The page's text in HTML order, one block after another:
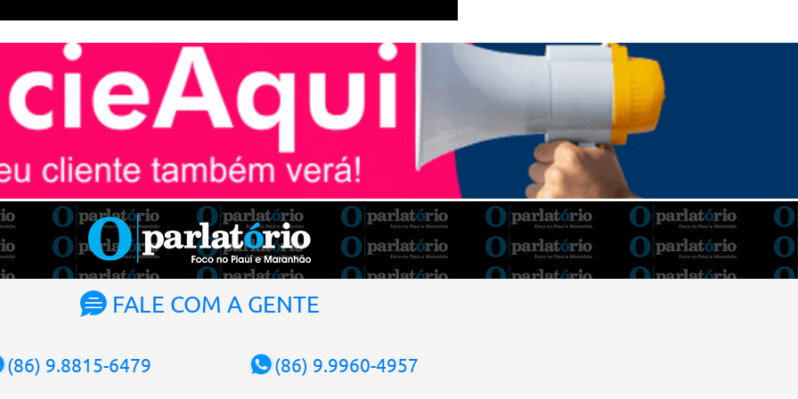
o ministro na cadeira de presidente da Corte.
“Considero, pessoalmente e
institucionalmente, que é uma sorte para o
país poder, nesta atual conjuntura, ter uma
pessoa com e...
FALE COM A GENTE
(86) 9.8815-6479 (86) 9.9960-4957